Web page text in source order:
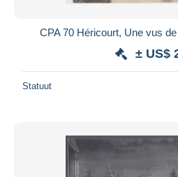
CPA 70 Héricourt, Une vus
± US$
Statuut